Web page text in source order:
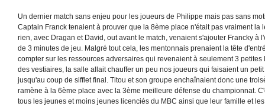
Un dernier match sans enjeu pour les joueurs de Philippe mais pas sans
Captain Franck tenaient à prouver que la 8ème place n'était pas vraiment la
rien, avec Dragan et David, out avant le match, venaient s'ajouter Francky à
de 3 minutes de jeu. Malgré tout cela, les mentonnais prenaient la tête
compter sur les ressources adversaires qui revenaient à seulement 3
des vestiaires, la salle allait chauffer un peu nos joueurs qui faisaient un
jusqu'au coup de sifflet final. Titou et son groupe enchaînaient donc une
ramène à la 6ème place avec la 3ème meilleure défense du championnat.
tous les jeunes et moins jeunes licenciés du MBC ainsi que leur famille et